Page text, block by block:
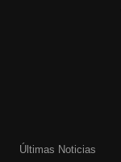
Últimas Noticias